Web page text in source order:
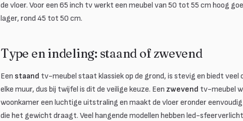
de vloer. Voor een 65 inch tv werkt een meubel van 50 tot 55 cm hoog
lager, rond 45 tot 50 cm.
Type en indeling: staand of zwevend
Een staand tv-meubel staat klassiek op de grond, is stevig en biedt
elke muur, dus bij twijfel is dit de veilige keuze. Een zwevend tv-meubel
woonkamer een luchtige uitstraling en maakt de vloer eronder
die het gewicht draagt. Veel hangende modellen hebben led-